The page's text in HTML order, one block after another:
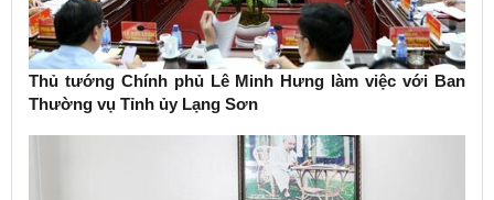
Thủ tướng Chính phủ Lê Minh Hưng làm việc với Ban
Thường vụ Tỉnh ủy Lạng Sơn